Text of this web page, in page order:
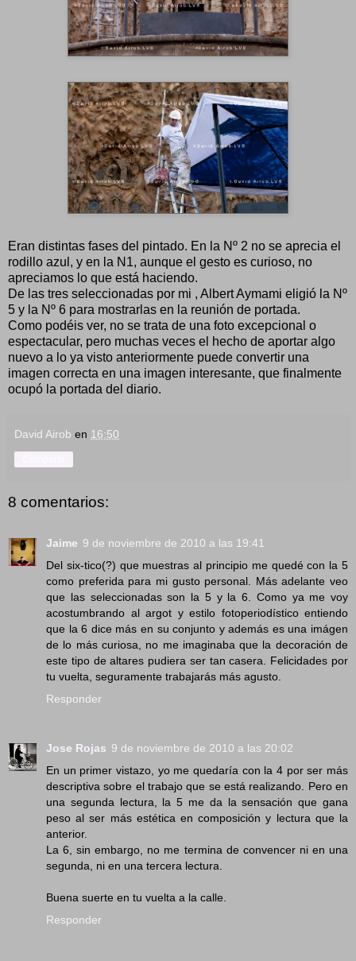
Eran distintas fases del pintado. En la Nº 2 no se aprecia el
rodillo azul, y en la N1, aunque el gesto es curioso, no
apreciamos lo que está haciendo.
De las tres seleccionadas por mi , Albert Aymami eligió la Nº
5 y la Nº 6 para mostrarlas en la reunión de portada.
Como podéis ver, no se trata de una foto excepcional o
espectacular, pero muchas veces el hecho de aportar algo
nuevo a lo ya visto anteriormente puede convertir una
imagen correcta en una imagen interesante, que finalmente
ocupó la portada del diario.
David Airob en 16:50
8 comentarios:
Jaime 9 de noviembre de 2010 a las 19:41
Del six-tico(?) que muestras al principio me quedé con la 5
como preferida para mi gusto personal. Más adelante veo
que las seleccionadas son la 5 y la 6. Como ya me voy
acostumbrando al argot y estilo fotoperiodístico entiendo
que la 6 dice más en su conjunto y además es una imágen
de lo más curiosa, no me imaginaba que la decoración de
este tipo de altares pudiera ser tan casera. Felicidades por
tu vuelta, seguramente trabajarás más agusto.
Responder
Jose Rojas 9 de noviembre de 2010 a las 20:02
En un primer vistazo, yo me quedaría con la 4 por ser más
descriptiva sobre el trabajo que se está realizando. Pero en
una segunda lectura, la 5 me da la sensación que gana
peso al ser más estética en composición y lectura que la
anterior.
La 6, sin embargo, no me termina de convencer ni en una
segunda, ni en una tercera lectura.
Buena suerte en tu vuelta a la calle.
Responder